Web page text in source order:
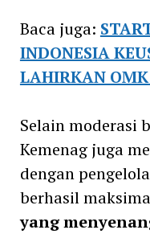
Baca juga:
INDONESIA
LAHIRKAN
Selain moderasi
Kemenag juga
dengan
berhasil
yang